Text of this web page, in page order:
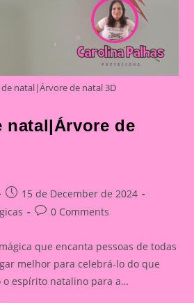
natal|Árvore de natal 3D
natal|Árvore de
Post
published:
15 de December de 2024
Post0 Comments
que encanta pessoas de todas
melhor para celebrá-lo do que
o espírito natalino para a…